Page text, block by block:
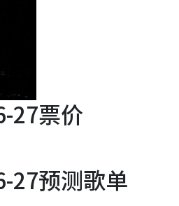
27票价
27预测歌单